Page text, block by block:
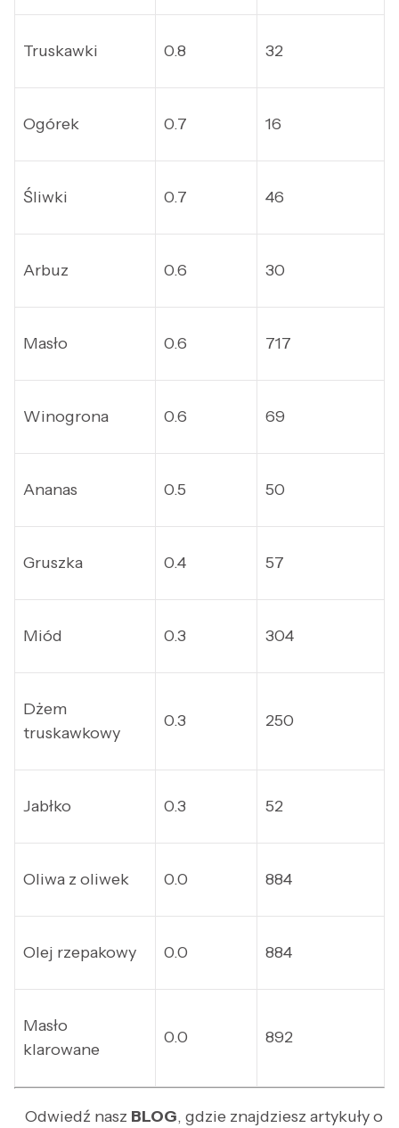
Truskawki 0.8 32
Ogórek 0.7 16
Śliwki 0.7 46
Arbuz 0.6 30
Masło 0.6 717
Winogrona 0.6 69
Ananas 0.5 50
Gruszka 0.4 57
Miód 0.3 304
Dżem
truskawkowy
0.3 250
Jabłko 0.3 52
Oliwa z oliwek 0.0 884
Olej rzepakowy 0.0 884
Masło
klarowane
0.0 892
Odwiedź nasz BLOG, gdzie znajdziesz artykuły o